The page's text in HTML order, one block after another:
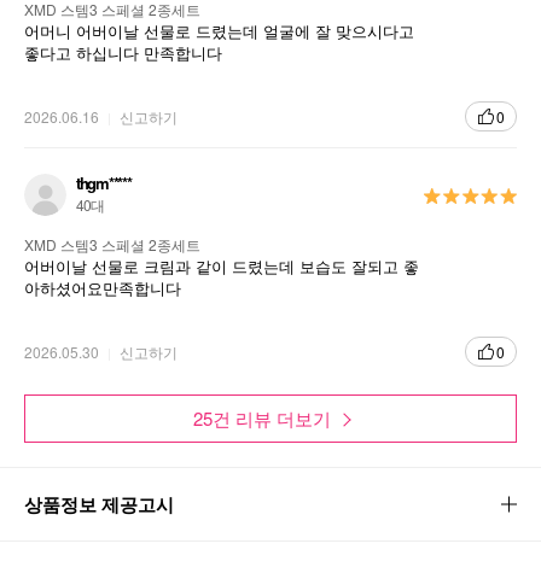
XMD 스템3 스페셜 2종세트
어머니 어버이날 선물로 드렸는데 얼굴에 잘 맞으시다고
좋다고 하십니다 만족합니다
2026.06.16 신고하기 0
thgm*****
40대
XMD 스템3 스페셜 2종세트
어버이날 선물로 크림과 같이 드렸는데 보습도 잘되고 좋
아하셨어요만족합니다
2026.05.30 신고하기 0
25건 리뷰 더보기
상품정보 제공고시